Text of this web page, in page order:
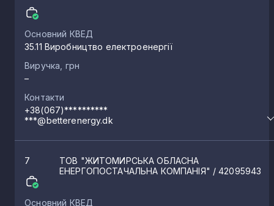
Вереси
Стрижівка
1
Миропіль
Основний КВЕД
35.11 Виробництво електроенергії
Виручка, грн
–
Контакти
+38(067)**********
***@betterenergy.dk
7
ТОВ "ЖИТОМИРСЬКА ОБЛАСНА
ЕНЕРГОПОСТАЧАЛЬНА КОМПАНІЯ" / 42095943
Основний КВЕД